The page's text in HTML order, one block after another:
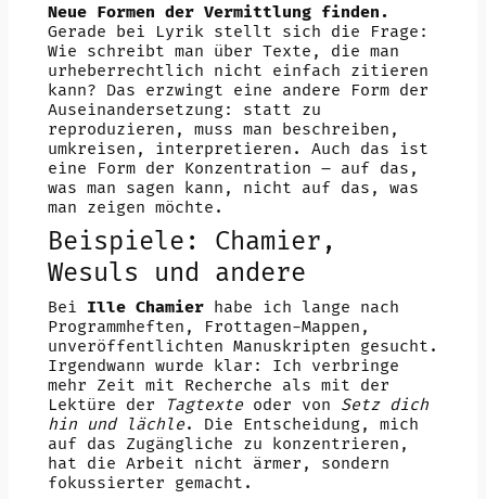
Neue Formen der Vermittlung finden.
Gerade bei Lyrik stellt sich die Frage:
Wie schreibt man über Texte, die man
urheberrechtlich nicht einfach zitieren
kann? Das erzwingt eine andere Form der
Auseinandersetzung: statt zu
reproduzieren, muss man beschreiben,
umkreisen, interpretieren. Auch das ist
eine Form der Konzentration – auf das,
was man sagen kann, nicht auf das, was
man zeigen möchte.
Beispiele: Chamier,
Wesuls und andere
Bei Ille Chamierhabe ich lange nach
Programmheften, Frottagen-Mappen,
unveröffentlichten Manuskripten gesucht.
Irgendwann wurde klar: Ich verbringe
mehr Zeit mit Recherche als mit der
Lektüre der
Tagtexteoder von Setz dich
hin und lächle. Die Entscheidung, mich
auf das Zugängliche zu konzentrieren,
hat die Arbeit nicht ärmer, sondern
fokussierter gemacht.